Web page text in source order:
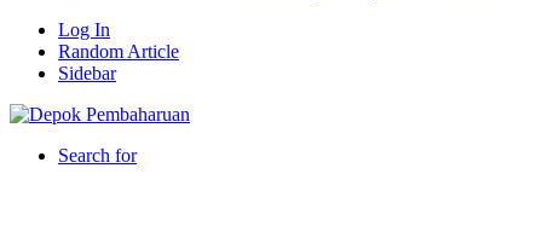
Log In
Random Article
Sidebar
Search for